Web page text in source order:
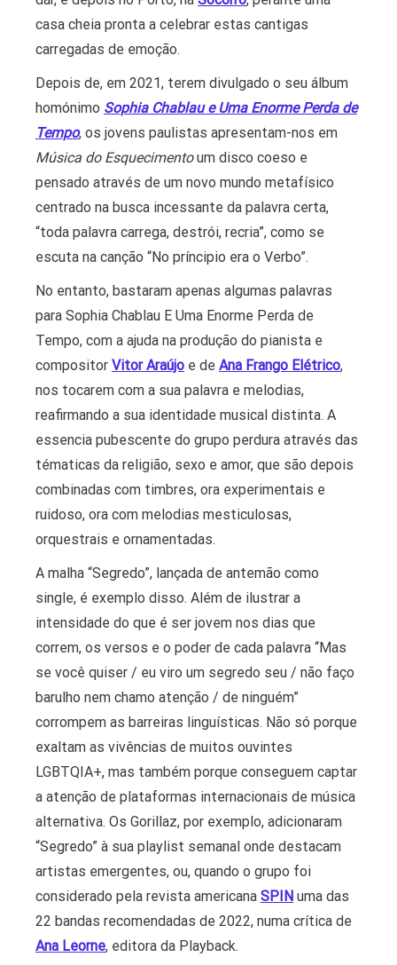
casa cheia pronta a celebrar estas cantigas
carregadas de emoção.
Depois de, em 2021, terem divulgado o seu álbum
homónimo Sophia Chablau e Uma Enorme Perda de
Tempo, os jovens paulistas apresentam-nos em
Música do Esquecimentoum disco coeso e
pensado através de um novo mundo metafísico
centrado na busca incessante da palavra certa,
“toda palavra carrega, destrói, recria”, como se
escuta na canção “No príncipio era o Verbo”.
No entanto, bastaram apenas algumas palavras
para Sophia Chablau E Uma Enorme Perda de
Tempo, com a ajuda na produção do pianista e
compositor Vitor Araújo e de Ana Frango Elétrico,
nos tocarem com a sua palavra e melodias,
reafirmando a sua identidade musical distinta. A
essencia pubescente do grupo perdura através das
tématicas da religião, sexo e amor, que são depois
combinadas com timbres, ora experimentais e
ruidoso, ora com melodias mesticulosas,
orquestrais e ornamentadas.
A malha “Segredo”, lançada de antemão como
single, é exemplo disso. Além de ilustrar a
intensidade do que é ser jovem nos dias que
correm, os versos e o poder de cada palavra “Mas
se você quiser / eu viro um segredo seu / não faço
barulho nem chamo atenção / de ninguém”
corrompem as barreiras linguísticas. Não só porque
exaltam as vivências de muitos ouvintes
LGBTQIA+, mas também porque conseguem captar
a atenção de plataformas internacionais de música
alternativa. Os Gorillaz, por exemplo, adicionaram
“Segredo” à sua playlist semanal onde destacam
artistas emergentes, ou, quando o grupo foi
considerado pela revista americana SPIN uma das
22 bandas recomendadas de 2022, numa crítica de
Ana Leorne, editora da Playback.